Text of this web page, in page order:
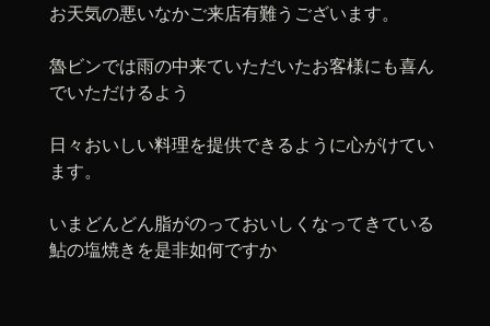
お天気の悪いなかご来店有難うございます。
魯ビンでは雨の中来ていただいたお客様にも喜ん
でいただけるよう
日々おいしい料理を提供できるように心がけてい
ます。
いまどんどん脂がのっておいしくなってきている
鮎の塩焼きを是非如何ですか